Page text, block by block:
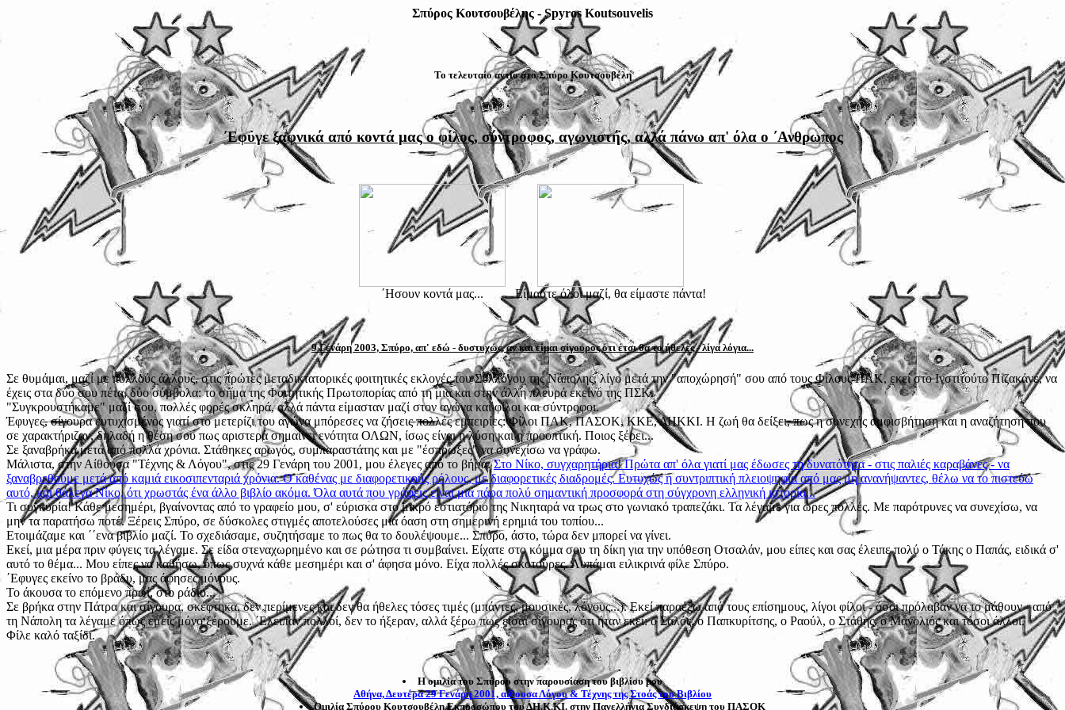
Σπύρος Κουτσουβέλης - Spyros Koutsouvelis
Το τελευταίο αντίο στο Σπύρο Κουτσουβέλη
΄Εφυγε ξαφνικά από κοντά μας ο φίλος, σύντροφος, αγωνιστής, αλλά πάνω απ' όλα ο ΄Ανθρωπος
΄Ησουν κοντά μας... Είμαστε όλοι μαζί, θα είμαστε πάντα!
9 Γενάρη 2003, Σπύρο, απ' εδώ - δυστυχώς, αν και είμαι σίγουρος ότι έτσι θα το ήθελες - λίγα λόγια...
Σε θυμάμαι, μαζί με πολλούς άλλους, στις πρώτες μεταδικτατορικές φοιτητικές εκλογές του Συλλόγου της Νάπολης, λίγο μετά την "αποχώρησή" σου από τους Φίλους ΠΑΚ, εκεί στο Ινστιτούτο Πιζακάνε, να
έχεις στα δύο σου πέτα, δύο σύμβολα: το σήμα της Φοιτητικής Πρωτοπορίας από τη μια και στην άλλη πλευρά εκείνο της ΠΣΚ.
"Συγκρουστήκαμε" μαζί σου, πολλές φορές σκληρά, αλλά πάντα είμασταν μαζί στον αγώνα και φίλοι και σύντροφοι.
Έφυγες, σίγουρα ευτυχισμένος γιατί στο μετερίζι του αγώνα μπόρεσες να ζήσεις πολλές εμπειρίες: Φίλοι ΠΑΚ, ΠΑΣΟΚ, ΚΚΕ, ΔΗΚΚΙ. Η ζωή θα δείξει, πως η συνεχής αμφισβήτηση και η αναζήτηση που
σε χαρακτήριζαν, δηλαδή η θέση σου πως αριστερά σημαίνει ενότητα ΟΛΩΝ, ίσως είναι η λύση και η προοπτική. Ποιος ξέρει...
Σε ξαναβρήκα μετά από πολλά χρόνια. Στάθηκες αρωγός, συμπαραστάτης και με "έσπρωξες" να συνεχίσω να γράφω.
Μάλιστα, στην Αίθουσα "Τέχνης & Λόγου", στις 29 Γενάρη του 2001, μου έλεγες από το βήμα:Στο Nίκο, συγχαρητήρια! Πρώτα απ' όλα γιατί μας έδωσες τη δυνατότητα - στις παλιές καραβάνες - να
ξαναβρεθούμε μετά από καμιά εικοσιπενταριά χρόνια. O καθένας με διαφορετικούς ρόλους, με διαφορετικές διαδρομές. Ευτυχώς η συντριπτική πλειοψηφία από μας μη ανανήψαντες, θέλω να το πιστεύω
αυτό, και θάλεγα Nίκο, ότι χρωστάς ένα άλλο βιβλίο ακόμα. Όλα αυτά που γράφεις είναι μια πάρα πολύ σημαντική προσφορά στη σύγχρονη ελληνική ιστορία...
Τι συγκυρία! Κάθε μεσημέρι, βγαίνοντας από το γραφείο μου, σ' εύρισκα στο μικρό εστιατόριο της Νικηταρά να τρως στο γωνιακό τραπεζάκι. Τα λέγαμε για ώρες πολλές. Με παρότρυνες να συνεχίσω, να
μην τα παρατήσω ποτέ. Ξέρεις Σπύρο, σε δύσκολες στιγμές αποτελούσες μια όαση στη σημερινή ερημιά του τοπίου...
Ετοιμάζαμε και ΄΄ενα βιβλίο μαζί. Το σχεδιάσαμε, συζητήσαμε το πως θα το δουλέψουμε... Σπύρο, άστο, τώρα δεν μπορεί να γίνει.
Εκεί, μια μέρα πριν φύγεις τα λέγαμε. Σε είδα στεναχωρημένο και σε ρώτησα τι συμβαίνει. Είχατε στο κόμμα σου τη δίκη για την υπόθεση Οτσαλάν, μου είπες και σας έλειπε πολύ ο Τάκης ο Παπάς, ειδικά σ'
αυτό το θέμα... Μου είπες να καθήσω, όπως συχνά κάθε μεσημέρι και σ' άφησα μόνο. Είχα πολλές σκοτούρες. Λυπάμαι ειλικρινά φίλε Σπύρο.
΄Εφυγες εκείνο το βράδυ, μας άφησες μόνους.
Το άκουσα το επόμενο πρωί, στο ράδιο...
Σε βρήκα στην Πάτρα και σίγουρα, σκέφτηκα, δεν περίμενες και δεν θα ήθελες τόσες τιμές (μπάντες, μουσικές, λόγους...). Εκεί παραέξω από τους επίσημους, λίγοι φίλοι - όσοι πρόλαβαν να το μάθουν - από
τη Νάπολη τα λέγαμε όπως εμείς μόνο ξέρουμε. ΄Ελειπαν πολλοί, δεν το ήξεραν, αλλά ξέρω πως είσαι σίγουρος ότι ήταν εκεί: ο Σαλός, ο Παπκυρίτσης, ο Ραούλ, ο Στάθης, ο Μανολιός και τόσοι άλλοι.
Φίλε καλό ταξίδι.
Η ομιλία του Σπύρου στην παρουσίαση του βιβλίου μου
Αθήνα, Δευτέρα 29 Γενάρη 2001, αίθουσα Λόγου & Τέχνης της Στοάς του Βιβλίου
Ομιλία Σπύρου Κουτσουβέλη Εκπροσώπου του ΔΗ.Κ.ΚΙ. στην Πανελλήνια Συνδιάσκεψη του ΠΑΣΟΚ